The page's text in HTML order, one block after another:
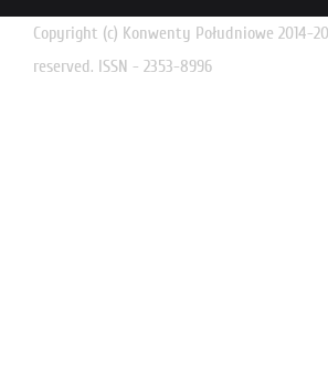
Copyright (c) Konwenty Południowe 2014-
reserved. ISSN - 2353-8996